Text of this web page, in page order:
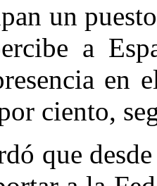
un
a
en
ciento,
que